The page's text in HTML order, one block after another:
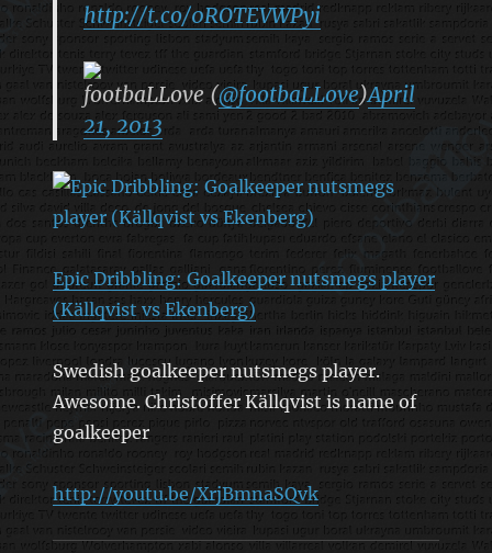
http://t.co/0ROTEVWPyi
footbaLLove (@footbaLLove)April
21, 2013
Epic Dribbling: Goalkeeper nutsmegs player
(Källqvist vs Ekenberg)
Swedish goalkeeper nutsmegs player.
Awesome. Christoffer Källqvist is name of
goalkeeper
http://youtu.be/XrjBmnaSQvk